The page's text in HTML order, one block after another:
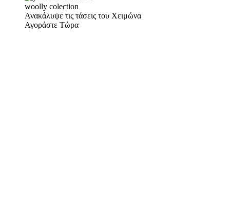
woolly colection
Ανακάλυψε τις τάσεις του Χειμώνα
Αγοράστε Τώρα